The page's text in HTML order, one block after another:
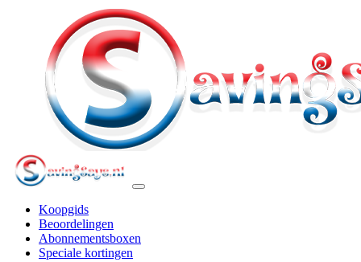
Koopgids
Beoordelingen
Abonnementsboxen
Speciale kortingen